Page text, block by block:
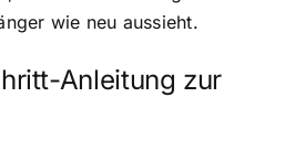
wie neu aussieht.
Anleitung zur